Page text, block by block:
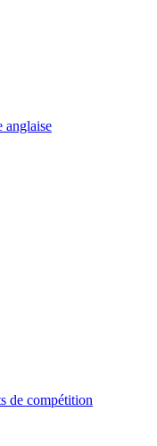
anglaise
de compétition